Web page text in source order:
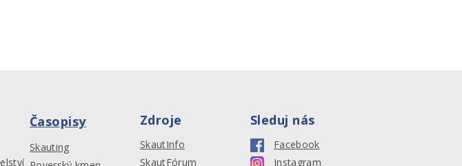
Časopisy
Skauting
Zdroje
SkautInfo
SkautFórum
Sleduj nás
Facebook
Instagram